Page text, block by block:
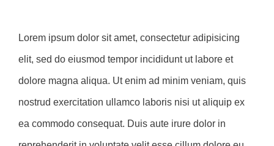
Lorem ipsum dolor sit amet, consectetur adipisicing
elit, sed do eiusmod tempor incididunt ut labore et
dolore magna aliqua. Ut enim ad minim veniam, quis
nostrud exercitation ullamco laboris nisi ut aliquip ex
ea commodo consequat. Duis aute irure dolor in